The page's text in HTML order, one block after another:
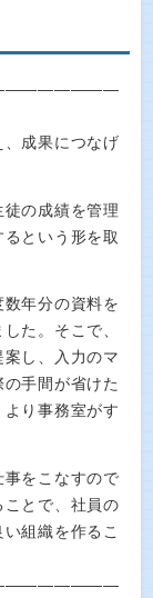
成果につなげ
の成績を管理
という形を取
年分の資料を
た。そこで、
し、入力のマ
手間が省けた
り事務室がす
事をこなすので
ことで、社員の
組織を作るこ